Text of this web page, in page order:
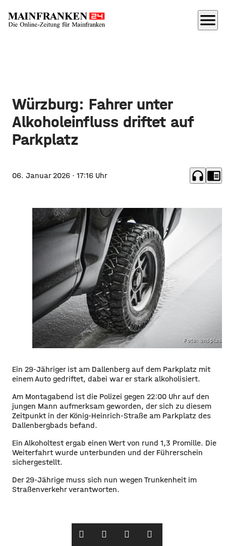
menu
Würzburg: Fahrer unter
Alkoholeinfluss driftet auf
Parkplatz
06. Januar 2026 · 17:16 Uhr headphones chrome_reader_mode
Foto:
Ein 29-Jähriger ist am Dallenberg auf dem Parkplatz mit
einem Auto gedriftet, dabei war er stark alkoholisiert.
Am Montagabend ist die Polizei gegen 22:00 Uhr auf den
jungen Mann aufmerksam geworden, der sich zu diesem
Zeitpunkt in der König-Heinrich-Straße am Parkplatz des
Dallenbergbads befand.
Ein Alkoholtest ergab einen Wert von rund 1,3 Promille. Die
Weiterfahrt wurde unterbunden und der Führerschein
sichergestellt.
Der 29-Jährige muss sich nun wegen Trunkenheit im
Straßenverkehr verantworten.